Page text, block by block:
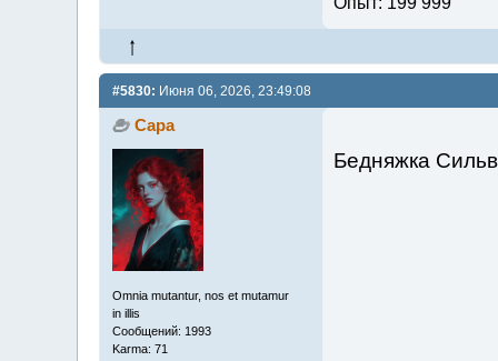
#5830: Июня 06, 2026, 23:49:08
Сара
Omnia mutantur, nos et mutamur
in illis
Сообщений: 1993
Karma: 71
Бедняжка